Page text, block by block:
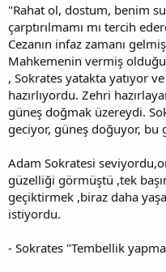
"Rahat ol, dostum, benim
çarptırılmamı mı tercih
Cezanın infaz zamanı
Mahkemenin vermiş olduğu
, Sokrates yatakta yatıyor
hazırlıyordu. Zehri
güneş doğmak üzereydi.
geciyor, güneş doğuyor, bu
Adam Sokratesi
güzelliği görmüştü ,tek
geçiktirmek ,biraz daha
istiyordu.
- Sokrates "Tembellik